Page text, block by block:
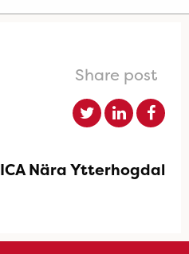
Share post
ICA Nära Ytterhogdal